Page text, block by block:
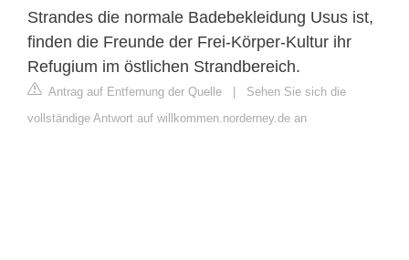
Strandes die normale Badebekleidung Usus ist,
finden die Freunde der Frei-Körper-Kultur ihr
Refugium im östlichen Strandbereich.
Antrag auf Entfernung der Quelle | Sehen Sie sich die
vollständige Antwort auf willkommen.norderney.de an